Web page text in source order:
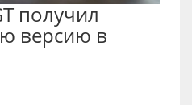
получил
версию в